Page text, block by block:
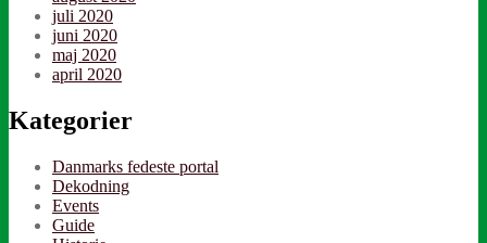
juli 2020
juni 2020
maj 2020
april 2020
Kategorier
Danmarks fedeste portal
Dekodning
Events
Guide